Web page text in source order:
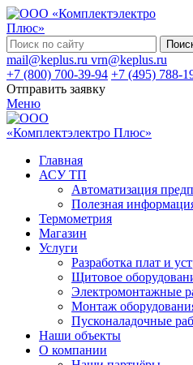
mail@keplus.ru vrn@keplus.ru
+7 (800) 700-39-94 +7 (495) 788-
Отправить заявку
Меню
Главная
АСУ ТП
Автоматизация
Полезная
Термометрия
Магазин
Услуги
Разработка плат и
Щитовое
Электромонтажные
Монтаж
Пусконаладочные
Наши объекты
О компании